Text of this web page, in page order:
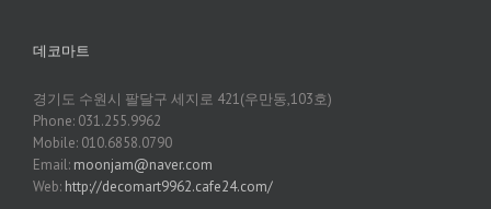
데코마트
경기도 수원시 팔달구 세지로 421(우만동,103호)
Phone: 031.255.9962
Mobile: 010.6858.0790
Email: moonjam@naver.com
Web: http://decomart9962.cafe24.com/